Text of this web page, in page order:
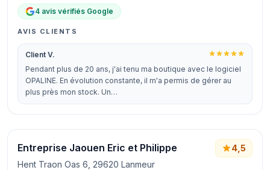
4 avis vérifiés Google
AVIS CLIENTS
Client V.
Pendant plus de 20 ans, j'ai tenu ma boutique avec le logiciel
OPALINE. En évolution constante, il m'a permis de gérer au
plus près mon stock. Un…
Entreprise Jaouen Eric et Philippe
Hent Traon Oas 6, 29620 Lanmeur
4,5